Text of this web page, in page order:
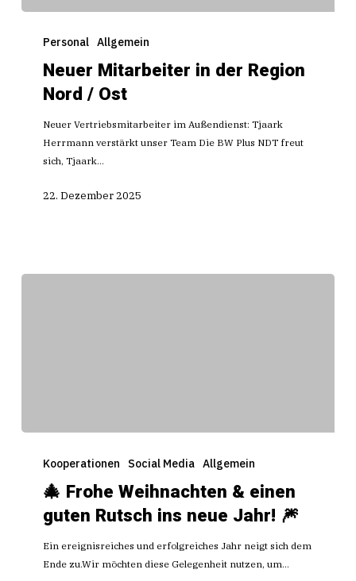
Mitarbeiter
Region
Personal Allgemein
Neuer Mitarbeiter in der Region
Nord / Ost
Neuer Vertriebsmitarbeiter im Außendienst: Tjaark
Herrmann verstärkt unser Team Die BW Plus NDT freut
sich, Tjaark…
22. Dezember 2025
Frohe
einen
Rutsch
Kooperationen Social Media Allgemein
🎄 Frohe Weihnachten & einen
guten Rutsch ins neue Jahr! 🎆
Ein ereignisreiches und erfolgreiches Jahr neigt sich dem
Ende zu.Wir möchten diese Gelegenheit nutzen, um…